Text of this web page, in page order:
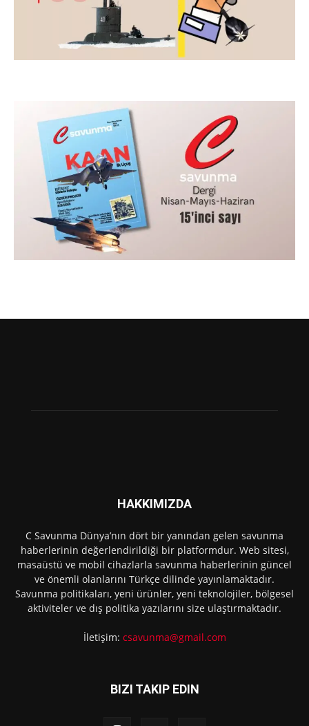
HAKKIMIZDA
C Savunma Dünya’nın dört bir yanından gelen savunma
haberlerinin değerlendirildiği bir platformdur. Web sitesi,
masaüstü ve mobil cihazlarla savunma haberlerinin güncel
ve önemli olanlarını Türkçe dilinde yayınlamaktadır.
Savunma politikaları, yeni ürünler, yeni teknolojiler, bölgesel
aktiviteler ve dış politika yazılarını size ulaştırmaktadır.
İletişim: csavunma@gmail.com
BIZI TAKIP EDIN